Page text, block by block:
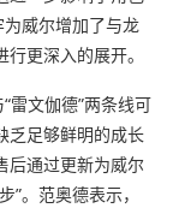
为威尔增加了与龙
更深入的展开。
文伽德”两条线可
乏足够鲜明的成长
后通过更新为威尔
。范奥德表示，